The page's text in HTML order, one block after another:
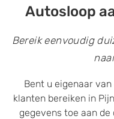
Autosloop
Bereik eenvoudig
Bent u eigenaar
klanten bereiken in
gegevens toe aan